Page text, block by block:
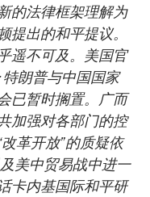
的法律框架理解为
出的和平提议。
遥不可及。美国官
朗普与中国国家
已暂时搁置。广而
加强对各部门的控
革开放”的质疑依
美中贸易战中进一
卡内基国际和平研